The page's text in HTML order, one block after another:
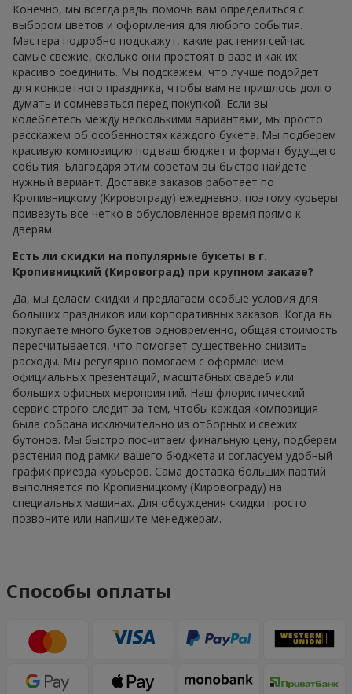
Конечно, мы всегда рады помочь вам определиться с
выбором цветов и оформления для любого события.
Мастера подробно подскажут, какие растения сейчас
самые свежие, сколько они простоят в вазе и как их
красиво соединить. Мы подскажем, что лучше подойдет
для конкретного праздника, чтобы вам не пришлось долго
думать и сомневаться перед покупкой. Если вы
колеблетесь между несколькими вариантами, мы просто
расскажем об особенностях каждого букета. Мы подберем
красивую композицию под ваш бюджет и формат будущего
события. Благодаря этим советам вы быстро найдете
нужный вариант. Доставка заказов работает по
Кропивницкому (Кировограду) ежедневно, поэтому курьеры
привезуть все четко в обусловленное время прямо к
дверям.
Есть ли скидки на популярные букеты в г.
Кропивницкий (Кировоград) при крупном заказе?
Да, мы делаем скидки и предлагаем особые условия для
больших праздников или корпоративных заказов. Когда вы
покупаете много букетов одновременно, общая стоимость
пересчитывается, что помогает существенно снизить
расходы. Мы регулярно помогаем с оформлением
официальных презентаций, масштабных свадеб или
больших офисных мероприятий. Наш флористический
сервис строго следит за тем, чтобы каждая композиция
была собрана исключительно из отборных и свежих
бутонов. Мы быстро посчитаем финальную цену, подберем
растения под рамки вашего бюджета и согласуем удобный
график приезда курьеров. Сама доставка больших партий
выполняется по Кропивницкому (Кировограду) на
специальных машинах. Для обсуждения скидки просто
позвоните или напишите менеджерам.
Способы оплаты